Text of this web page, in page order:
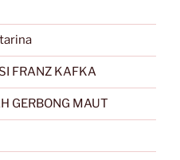
FRANZ KAFKA
GERBONG MAUT